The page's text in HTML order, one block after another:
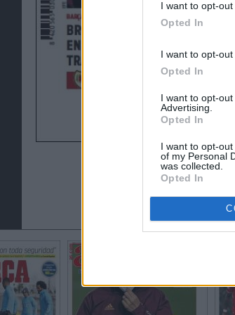
I want to opt-
Opted In
I want to opt-
Opted In
I want to opt-
Advertising.
Opted In
I want to opt-
of my Personal
was collected.
Opted In